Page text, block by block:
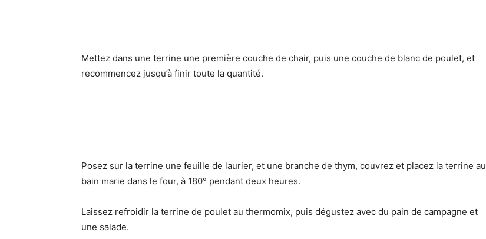
Mettez dans une terrine une première couche de chair, puis une couche de blanc de poulet, et
recommencez jusqu’à finir toute la quantité.
Posez sur la terrine une feuille de laurier, et une branche de thym, couvrez et placez la terrine au
bain marie dans le four, à 180° pendant deux heures.
Laissez refroidir la terrine de poulet au thermomix, puis dégustez avec du pain de campagne et
une salade.